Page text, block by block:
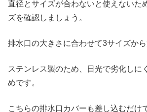
直径とサイズが合わないと使えないた
ズを確認しましょう。
排水口の大きさに合わせて3サイズから
ステンレス製のため、日光で劣化しに
めです。
こちらの排水口カバーも差し込むだけ